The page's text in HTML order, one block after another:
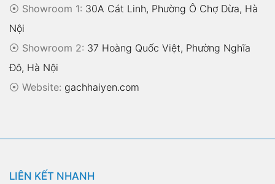
⦿ Showroom 1: 30A Cát Linh, Phường Ô Chợ Dừa, Hà
Nội
⦿ Showroom 2: 37 Hoàng Quốc Việt, Phường Nghĩa
Đô, Hà Nội
⦿ Website: gachhaiyen.com
LIÊN KẾT NHANH